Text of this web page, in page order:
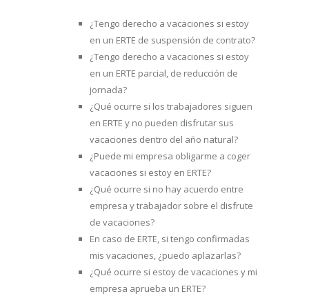
¿Tengo derecho a vacaciones si estoy
en un ERTE de suspensión de contrato?
¿Tengo derecho a vacaciones si estoy
en un ERTE parcial, de reducción de
jornada?
¿Qué ocurre si los trabajadores siguen
en ERTE y no pueden disfrutar sus
vacaciones dentro del año natural?
¿Puede mi empresa obligarme a coger
vacaciones si estoy en ERTE?
¿Qué ocurre si no hay acuerdo entre
empresa y trabajador sobre el disfrute
de vacaciones?
En caso de ERTE, si tengo confirmadas
mis vacaciones, ¿puedo aplazarlas?
¿Qué ocurre si estoy de vacaciones y mi
empresa aprueba un ERTE?